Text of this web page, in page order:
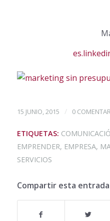
15 JUNIO, 2015 / 0
ETIQUETAS:
EMPRENDER, EMPRESA,
SERVICIOS
Compartir esta entrada